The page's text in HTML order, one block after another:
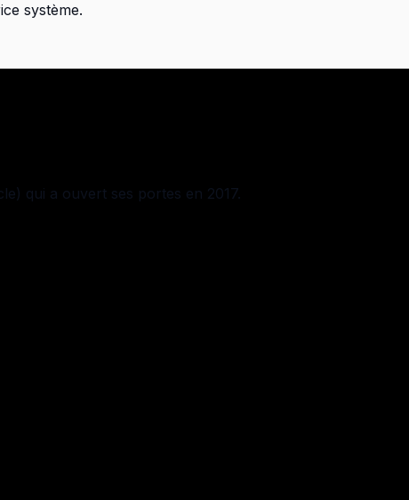
système.
qui a ouvert ses portes en 2017.